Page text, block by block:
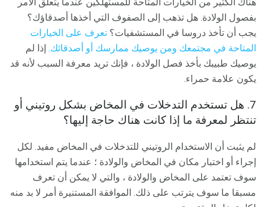
بفصول الولادة. هل تذهب إلى الصفوف التي أخذها أصدقاؤك؟
يجب أن تأخذ دروسا في المستشفيات؟ تعرف على الخيارات
المتاحة في مجتمعك ومن يوصيك ممارسك أو أصدقائك. إذا لم
يوصيك طبيبك بأخذ فصل الولادة ، فإنك تريد معرفة السبب لأنه قد
يكون علامة حمراء.
7. هل تستخدم التدخلات في المخاض بشكل روتيني أو
تنتظر لمعرفة ما إذا كانت هناك حاجة إليها؟
لم يثبت أن الاستخدام الروتيني للتدخلات في المخاض مفيد. لكل
إجراء أو اختبار مكان في المخاض والولادة ؛ عندما يتم استخدامها
سوف تعتمد على المخاض والولادة ، والتي لا يمكن أن تعرف
مسبقا ما سوف يترتب على ذلك. الموافقة المستنيرة أمر لا بد منه